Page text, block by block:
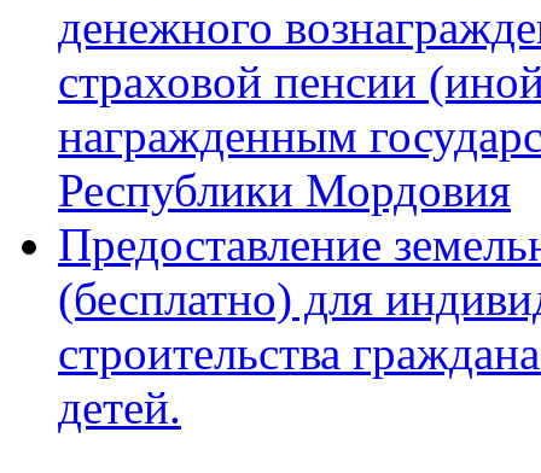
денежного
страховой пенсии
награжденным
Республики Мордовия
Предоставление
(бесплатно) для
строительства
детей.